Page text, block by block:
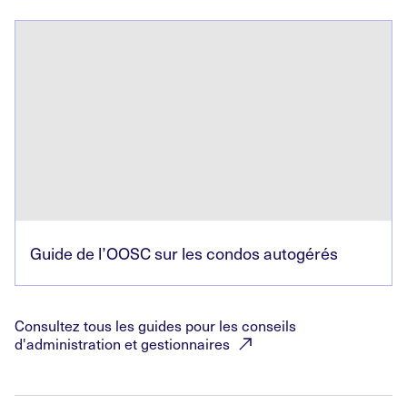
Guide de l’OOSC sur les condos autogérés
Consultez tous les guides pour les conseils
d'administration etgestionnaires